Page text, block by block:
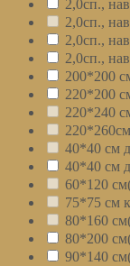
2,0сп.,
2,0сп.,
2,0сп.,
2,0сп.,
200*200
220*200
220*240
220*260см
40*40 см
40*40 см
60*120 см
75*75 см
80*160 см
80*200 см
90*140 см